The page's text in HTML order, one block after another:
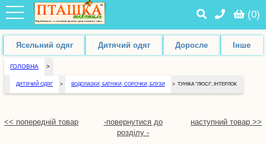
(0)
Ясельний одяг Дитячий одяг Доросле Інше
ГОЛОВНА >
ДИТЯЧИЙ ОДЯГ > ВОДОЛАЗКИ, БАТНІКИ, СОРОЧКИ, БЛУЗИ > ТУНІКА "ЛЮСІ", ІНТЕРЛОК
<< попередній товар
-повернутися до
розділу -
наступний товар >>